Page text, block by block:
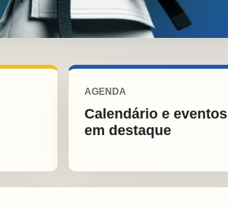
AGENDA
Calendário e eventos
em destaque